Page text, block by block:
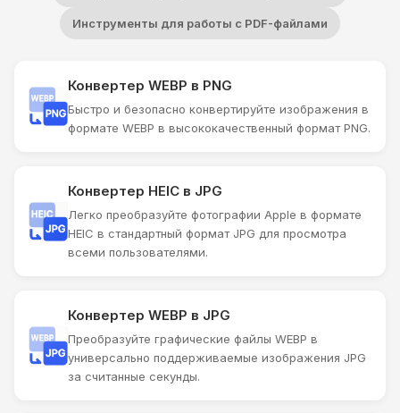
Инструменты для работы с PDF-файлами
Конвертер WEBP в PNG
Быстро и безопасно конвертируйте изображения в
формате WEBP в высококачественный формат PNG.
Конвертер HEIC в JPG
Легко преобразуйте фотографии Apple в формате
HEIC в стандартный формат JPG для просмотра
всеми пользователями.
Конвертер WEBP в JPG
Преобразуйте графические файлы WEBP в
универсально поддерживаемые изображения JPG
за считанные секунды.